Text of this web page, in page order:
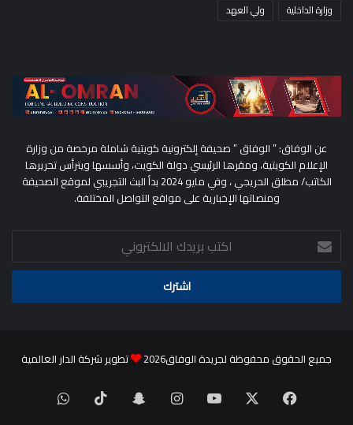
وزارة الداخلية
ولي العهد
عن الوفاق: ” الوفاق ” صحيفة إلكترونية كويتية شاملة مرخصة من وزارة
الإعلام الكويتية، ومقرها الرئيسي دولة الكويت، وأسسها ويترأس تحريرها
الكاتب/ مطلق الحريجي ، وفي مايو 2024 بدأ البث التجريبي لموقع الصحيفة
ومنصاتها الإخبارية على مواقع التواصل المختلفة.
اكتب
بريدك
الالكتروني
جميع الحقوق محفوظة لجريدة الوفاق2026 تطوير شركة الدار العالمية
فيسبوك ‫YouTubeانستقرامسناب
‫TikTokواتساب